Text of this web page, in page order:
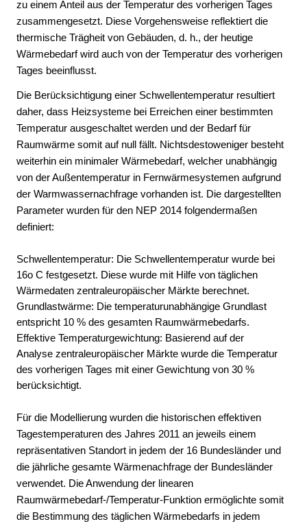
zu einem Anteil aus der Temperatur des vorherigen Tages
zusammengesetzt. Diese Vorgehensweise reflektiert die
thermische Trägheit von Gebäuden, d. h., der heutige
Wärmebedarf wird auch von der Temperatur des vorherigen
Tages beeinflusst.
Die Berücksichtigung einer Schwellentemperatur resultiert
daher, dass Heizsysteme bei Erreichen einer bestimmten
Temperatur ausgeschaltet werden und der Bedarf für
Raumwärme somit auf null fällt. Nichtsdestoweniger besteht
weiterhin ein minimaler Wärmebedarf, welcher unabhängig
von der Außentemperatur in Fernwärmesystemen aufgrund
der Warmwassernachfrage vorhanden ist. Die dargestellten
Parameter wurden für den NEP 2014 folgendermaßen
definiert:
Schwellentemperatur: Die Schwellentemperatur wurde bei
16o C festgesetzt. Diese wurde mit Hilfe von täglichen
Wärmedaten zentraleuropäischer Märkte berechnet.
Grundlastwärme: Die temperaturunabhängige Grundlast
entspricht 10 % des gesamten Raumwärmebedarfs.
Effektive Temperaturgewichtung: Basierend auf der
Analyse zentraleuropäischer Märkte wurde die Temperatur
des vorherigen Tages mit einer Gewichtung von 30 %
berücksichtigt.
Für die Modellierung wurden die historischen effektiven
Tagestemperaturen des Jahres 2011 an jeweils einem
repräsentativen Standort in jedem der 16 Bundesländer und
die jährliche gesamte Wärmenachfrage der Bundesländer
verwendet. Die Anwendung der linearen
Raumwärmebedarf-/Temperatur-Funktion ermöglichte somit
die Bestimmung des täglichen Wärmebedarfs in jedem